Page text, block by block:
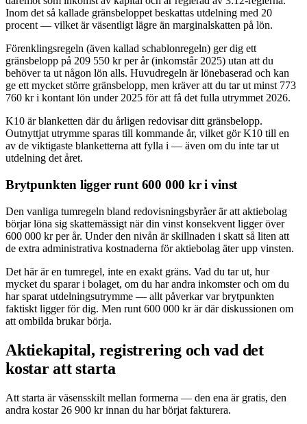
Inom det så kallade gränsbeloppet beskattas utdelning med 20
procent — vilket är väsentligt lägre än marginalskatten på lön.
Förenklingsregeln (även kallad schablonregeln) ger dig ett
gränsbelopp på 209 550 kr per år (inkomstår 2025) utan att du
behöver ta ut någon lön alls. Huvudregeln är lönebaserad och kan
ge ett mycket större gränsbelopp, men kräver att du tar ut minst 773
760 kr i kontant lön under 2025 för att få det fulla utrymmet 2026.
K10 är blanketten där du årligen redovisar ditt gränsbelopp.
Outnyttjat utrymme sparas till kommande år, vilket gör K10 till en
av de viktigaste blanketterna att fylla i — även om du inte tar ut
utdelning det året.
Brytpunkten ligger runt 600 000 kr i vinst
Den vanliga tumregeln bland redovisningsbyråer är att aktiebolag
börjar löna sig skattemässigt när din vinst konsekvent ligger över
600 000 kr per år. Under den nivån är skillnaden i skatt så liten att
de extra administrativa kostnaderna för aktiebolag äter upp vinsten.
Det här är en tumregel, inte en exakt gräns. Vad du tar ut, hur
mycket du sparar i bolaget, om du har andra inkomster och om du
har sparat utdelningsutrymme — allt påverkar var brytpunkten
faktiskt ligger för dig. Men runt 600 000 kr är där diskussionen om
att ombilda brukar börja.
Aktiekapital, registrering och vad det
kostar att starta
Att starta är väsensskilt mellan formerna — den ena är gratis, den
andra kostar 26 900 kr innan du har börjat fakturera.